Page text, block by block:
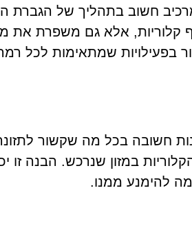
חשוב בתהליך של הגברת
קלוריות, אלא גם משפרת את
בפעילויות שמתאימות לכל
חשובה בכל מה שקשור
במזון שנרכש. הבנה
להימנע ממנו.